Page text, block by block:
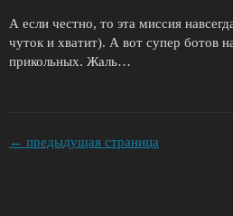
А если честно, то эта миссия
чуток и хватит). А вот супер ботов
прикольных. Жаль…
← предыдущая страница